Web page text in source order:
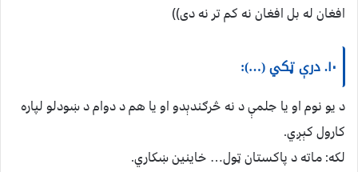
افغان له بل افغان نه کم تر نه دی))
۱۰. درې ټکي (…):
د یو نوم او یا جلمې د نه څرګندېدو او یا هم د دوام د ښودلو لپاره
کارول کېږي.
لکه: ماته د پاکستان ټول… خاینین ښکاري.